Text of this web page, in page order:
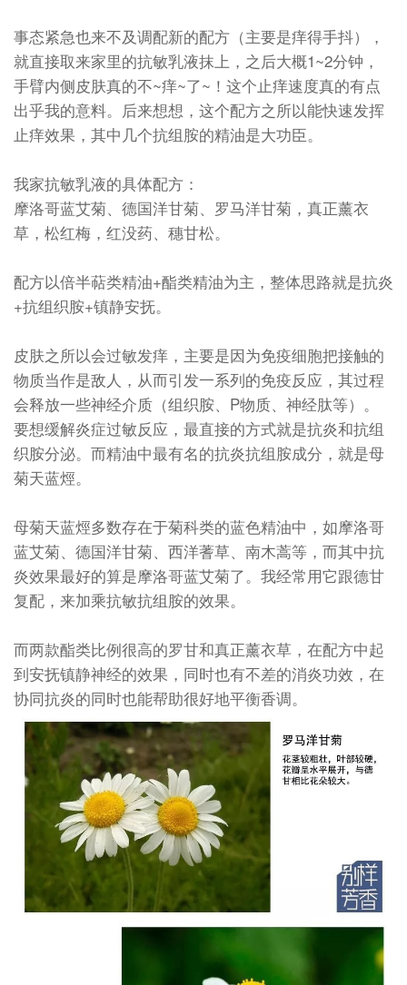
事态紧急也来不及调配新的配方（主要是痒得手抖），
就直接取来家里的抗敏乳液抹上，之后大概1~2分钟，
手臂内侧皮肤真的不~痒~了~！这个止痒速度真的有点
出乎我的意料。后来想想，这个配方之所以能快速发挥
止痒效果，其中几个抗组胺的精油是大功臣。
我家抗敏乳液的具体配方：
摩洛哥蓝艾菊、德国洋甘菊、罗马洋甘菊，真正薰衣
草，松红梅，红没药、穗甘松。
配方以倍半萜类精油+酯类精油为主，整体思路就是抗炎
+抗组织胺+镇静安抚。
皮肤之所以会过敏发痒，主要是因为免疫细胞把接触的
物质当作是敌人，从而引发一系列的免疫反应，其过程
会释放一些神经介质（组织胺、P物质、神经肽等）。
要想缓解炎症过敏反应，最直接的方式就是抗炎和抗组
织胺分泌。而精油中最有名的抗炎抗组胺成分，就是母
菊天蓝烴。
母菊天蓝烴多数存在于菊科类的蓝色精油中，如摩洛哥
蓝艾菊、德国洋甘菊、西洋蓍草、南木蒿等，而其中抗
炎效果最好的算是摩洛哥蓝艾菊了。我经常用它跟德甘
复配，来加乘抗敏抗组胺的效果。
而两款酯类比例很高的罗甘和真正薰衣草，在配方中起
到安抚镇静神经的效果，同时也有不差的消炎功效，在
协同抗炎的同时也能帮助很好地平衡香调。